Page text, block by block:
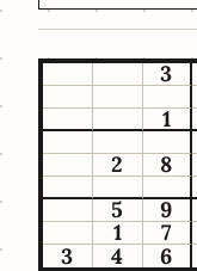
3
1
2
8
5
9
1
7
3
4 6